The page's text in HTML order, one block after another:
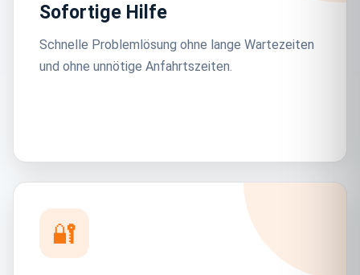
Sofortige Hilfe
Schnelle Problemlösung ohne lange Wartezeiten
und ohne unnötige Anfahrtszeiten.
🔐